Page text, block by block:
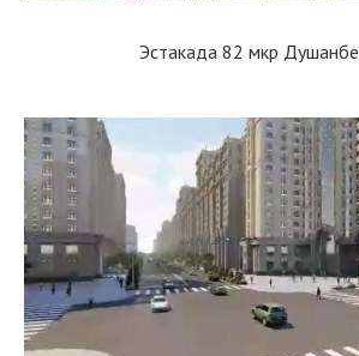
Эстакада 82 мкр Душанбе